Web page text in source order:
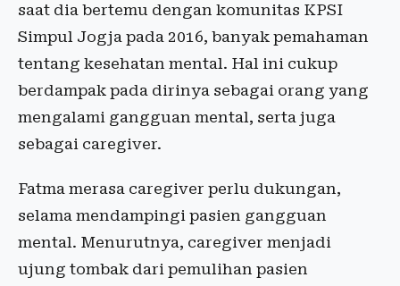
saat dia bertemu dengan komunitas KPSI
Simpul Jogja pada 2016, banyak pemahaman
tentang kesehatan mental. Hal ini cukup
berdampak pada dirinya sebagai orang yang
mengalami gangguan mental, serta juga
sebagai caregiver.
Fatma merasa caregiver perlu dukungan,
selama mendampingi pasien gangguan
mental. Menurutnya, caregiver menjadi
ujung tombak dari pemulihan pasien